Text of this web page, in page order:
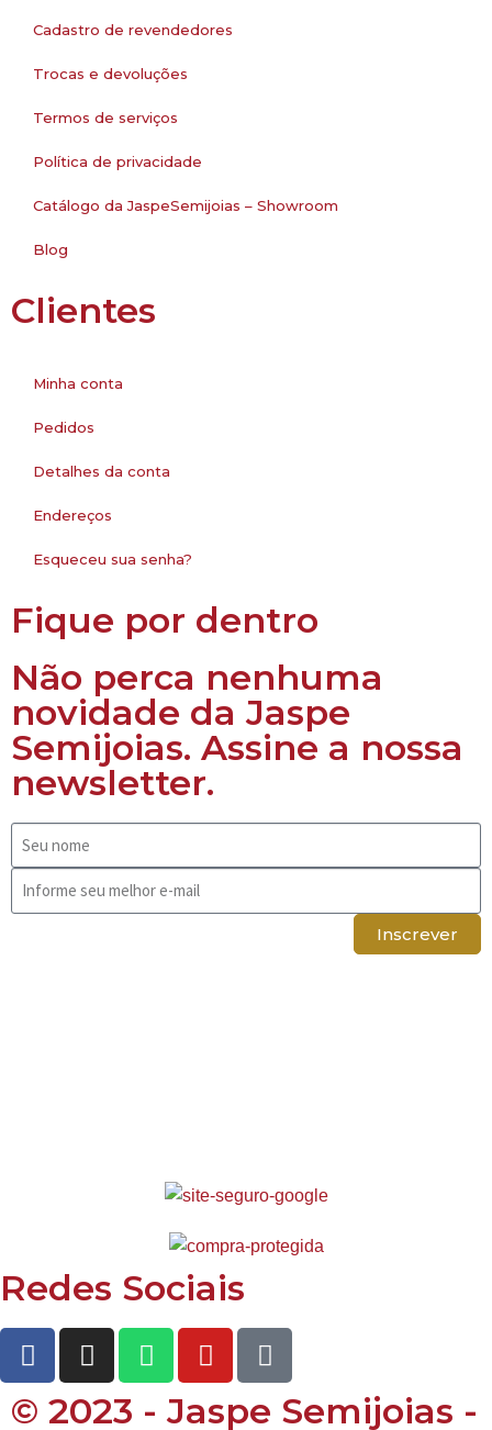
Cadastro de revendedores
Trocas e devoluções
Termos de serviços
Política de privacidade
Catálogo da JaspeSemijoias – Showroom
Blog
Clientes
Minha conta
Pedidos
Detalhes da conta
Endereços
Esqueceu sua senha?
Fique por dentro
Não perca nenhuma
novidade da Jaspe
Semijoias. Assine a nossa
newsletter.
Inscrever
Redes Sociais
© 2023 - Jaspe Semijoias -